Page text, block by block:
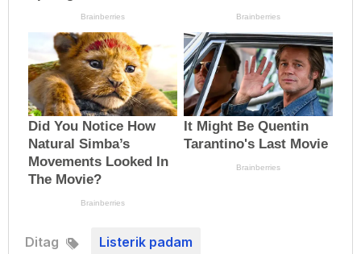
Ditag Listerik padam